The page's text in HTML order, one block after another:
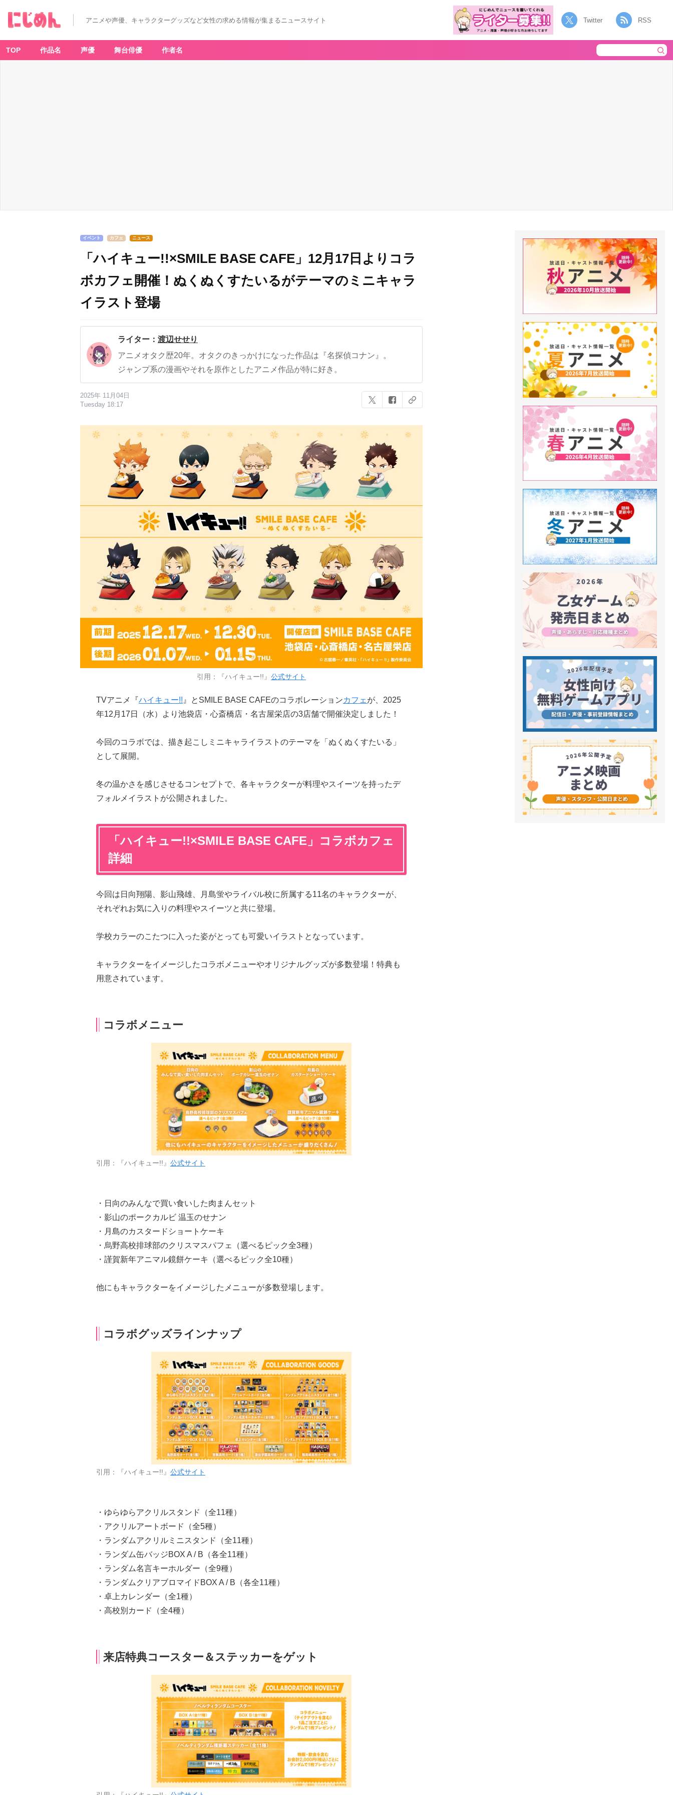
アニメや声優、キャラクターグッズなど女性の求める情報が集まるニュースサイト Twitter RSS
TOP 作品名 声優 舞台俳優 作者名
イベント カフェ ニュース
「ハイキュー!!×SMILE BASE CAFE」12月17日よりコラ
ボカフェ開催！ぬくぬくすたいるがテーマのミニキャラ
イラスト登場
ライター： 渡辺せせり
アニメオタク歴20年。オタクのきっかけになった作品は『名探偵コナン』。
ジャンプ系の漫画やそれを原作としたアニメ作品が特に好き。
2025年 11月04日
Tuesday 18:17
引用：『ハイキュー!!』 公式サイト
TVアニメ『ハイキュー!! 』とSMILE BASE CAFEのコラボレーションカフェ が、2025
年12月17日（水）より池袋店・心斎橋店・名古屋栄店の3店舗で開催決定しました！
今回のコラボでは、描き起こしミニキャライラストのテーマを「ぬくぬくすたいる」
として展開。
冬の温かさを感じさせるコンセプトで、各キャラクターが料理やスイーツを持ったデ
フォルメイラストが公開されました。
「ハイキュー!!×SMILE BASE CAFE」コラボカフェ
詳細
今回は日向翔陽、影山飛雄、月島蛍やライバル校に所属する11名のキャラクターが、
それぞれお気に入りの料理やスイーツと共に登場。
学校カラーのこたつに入った姿がとっても可愛いイラストとなっています。
キャラクターをイメージしたコラボメニューやオリジナルグッズが多数登場！特典も
用意されています。
コラボメニュー
引用：『ハイキュー!!』 公式サイト
・日向のみんなで買い食いした肉まんセット
・影山のポークカルビ 温玉のせナン
・月島のカスタードショートケーキ
・烏野高校排球部のクリスマスパフェ（選べるピック全3種）
・謹賀新年アニマル鏡餅ケーキ（選べるピック全10種）
他にもキャラクターをイメージしたメニューが多数登場します。
コラボグッズラインナップ
引用：『ハイキュー!!』 公式サイト
・ゆらゆらアクリルスタンド（全11種）
・アクリルアートボード（全5種）
・ランダムアクリルミニスタンド（全11種）
・ランダム缶バッジBOX A / B（各全11種）
・ランダム名言キーホルダー（全9種）
・ランダムクリアブロマイドBOX A / B（各全11種）
・卓上カレンダー（全1種）
・高校別カード（全4種）
来店特典コースター＆ステッカーをゲット